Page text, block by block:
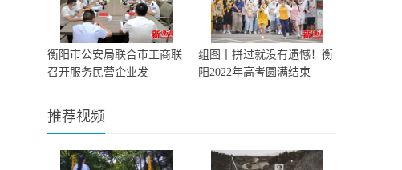
衡阳市公安局联合市工商联
召开服务民营企业发
组图丨拼过就没有遗憾！衡
阳2022年高考圆满结束
推荐视频